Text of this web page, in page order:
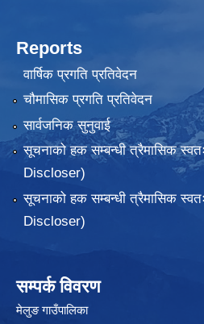
Reports
वार्षिक प्रगति प्रतिवेदन
चौमासिक प्रगति प्रतिवेदन
सार्वजनिक सुनुवाई
सूचनाको हक सम्बन्धी त्रैमासिक
Discloser)
सूचनाको हक सम्बन्धी त्रैमासिक
Discloser)
सम्पर्क विवरण
मेलुङ गाउँपालिका